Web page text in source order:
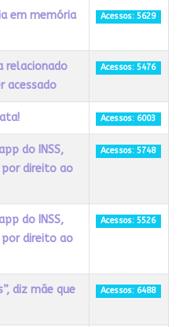
em memória
Acessos: 5629
relacionado
acessado
Acessos: 5476
Acessos: 6003
do INSS,
por direito ao
Acessos: 5748
do INSS,
por direito ao
Acessos: 5526
diz mãe que
Acessos: 6488